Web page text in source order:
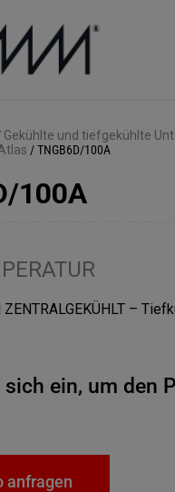
Gekühlte und tiefgekühlte
/TNGB6D/100A
100A
ZENTRALGEKÜHLT –
sich ein, um den
anfragen